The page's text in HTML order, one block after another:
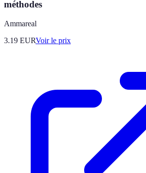
méthodes
Ammareal
3.19 EURVoir le prix